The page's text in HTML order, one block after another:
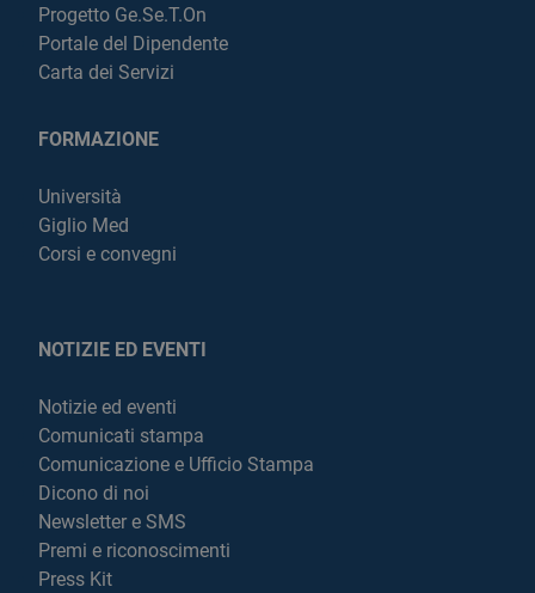
Progetto Ge.Se.T.On
Portale del Dipendente
Carta dei Servizi
FORMAZIONE
Università
Giglio Med
Corsi e convegni
NOTIZIE ED EVENTI
Notizie ed eventi
Comunicati stampa
Comunicazione e Ufficio Stampa
Dicono di noi
Newsletter e SMS
Premi e riconoscimenti
Press Kit